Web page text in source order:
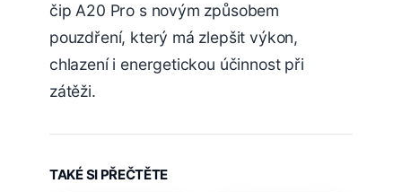
čip A20 Pro s novým způsobem
pouzdření, který má zlepšit výkon,
chlazení i energetickou účinnost při
zátěži.
TAKÉ SI PŘEČTĚTE